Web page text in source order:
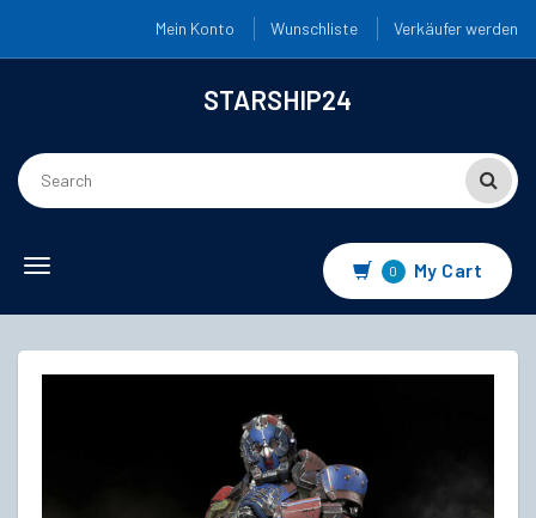
Mein Konto Wunschliste Verkäufer werden
STARSHIP24
Toggle
0 My Cart